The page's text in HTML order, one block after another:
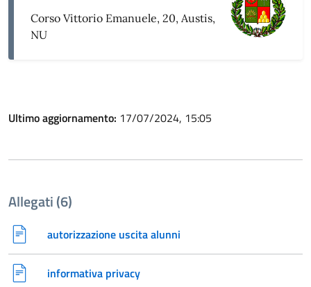
Corso Vittorio Emanuele, 20, Austis,
NU
Ultimo aggiornamento: 17/07/2024, 15:05
Allegati (6)
autorizzazione uscita alunni
informativa privacy